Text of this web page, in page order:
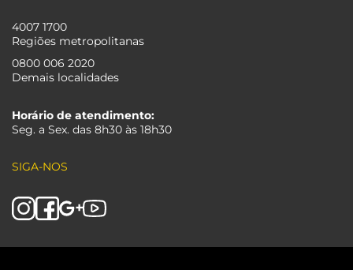
4007 1700
Regiões metropolitanas
0800 006 2020
Demais localidades
Horário de atendimento:
Seg. a Sex. das 8h30 às 18h30
SIGA-NOS